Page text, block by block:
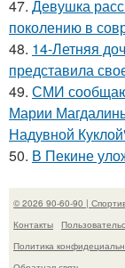
47. Девушка
поколению в
48. 14-Летняя
представила
49. СМИ
Марии
Надувной
50. В Пекине
© 2026 90-60-90 |
Контакты
Политика